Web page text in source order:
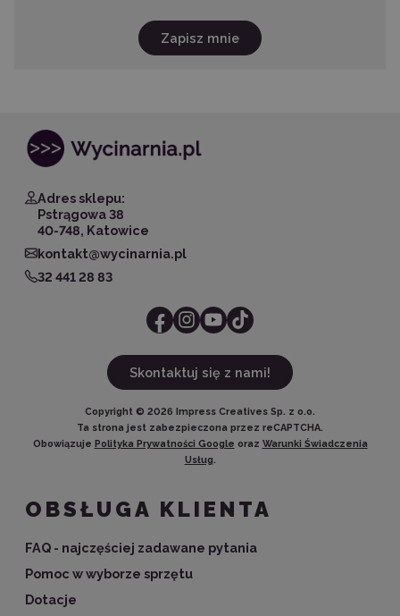
Zapisz mnie
Adres sklepu:
Pstrągowa 38
40-748, Katowice
kontakt@wycinarnia.pl
32 441 28 83
Skontaktuj się z nami!
Copyright © 2026 Impress Creatives Sp. z o.o.
Ta strona jest zabezpieczona przez reCAPTCHA.
Obowiązuje Polityka Prywatności Google oraz Warunki Świadczenia
Usług.
OBSŁUGA KLIENTA
FAQ - najczęściej zadawane pytania
Pomoc w wyborze sprzętu
Dotacje